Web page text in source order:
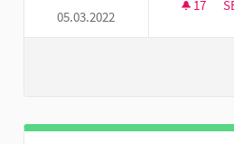
05.03.2022
17